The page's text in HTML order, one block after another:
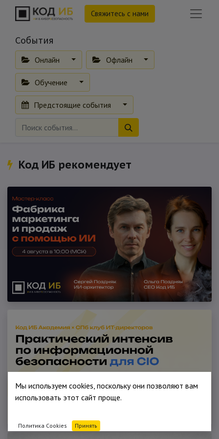
Свяжитесь с нами
События
Онлайн Офлайн
Обучение
Предстоящие события
Код ИБ рекомендует
Мы используем cookies, поскольку они позволяют вам
использовать этот сайт проще.
Политика Cookies Принять